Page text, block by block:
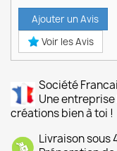
Ajouter un Avis
Voir les Avis
Société
Une
créations bien à toi !
Livraison sous